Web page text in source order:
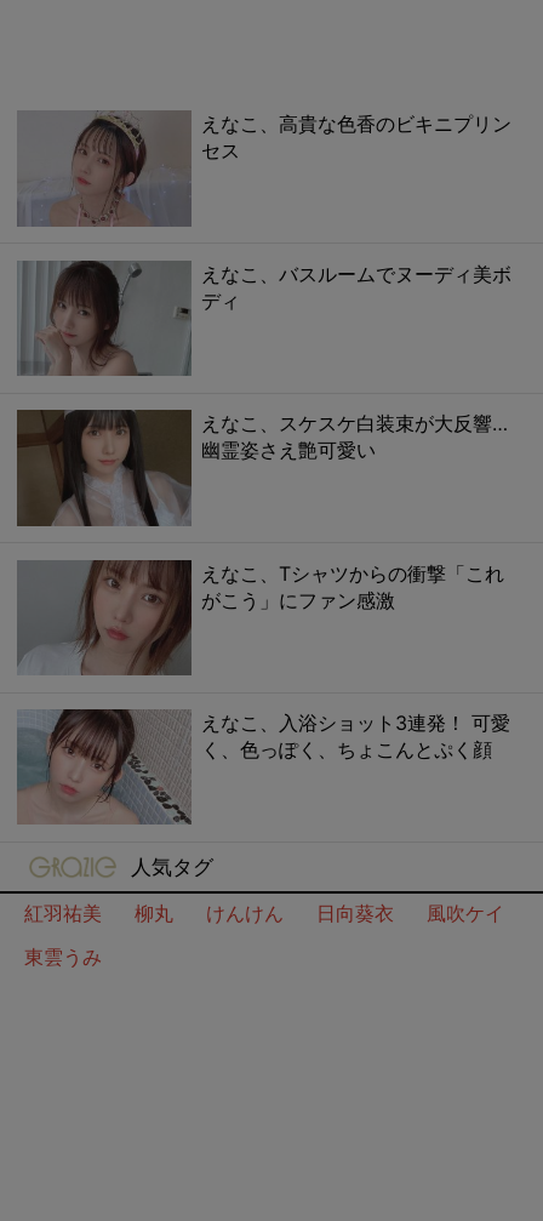
えなこ、高貴な色香のビキニプリン
セス
えなこ、バスルームでヌーディ美ボ
ディ
えなこ、スケスケ白装束が大反響…
幽霊姿さえ艶可愛い
えなこ、Tシャツからの衝撃「これ
がこう」にファン感激
えなこ、入浴ショット3連発！ 可愛
く、色っぽく、ちょこんとぷく顔
gravure-grazie
人気タグ
紅羽祐美
柳丸 けんけん 日向葵衣
風吹ケイ
東雲うみ